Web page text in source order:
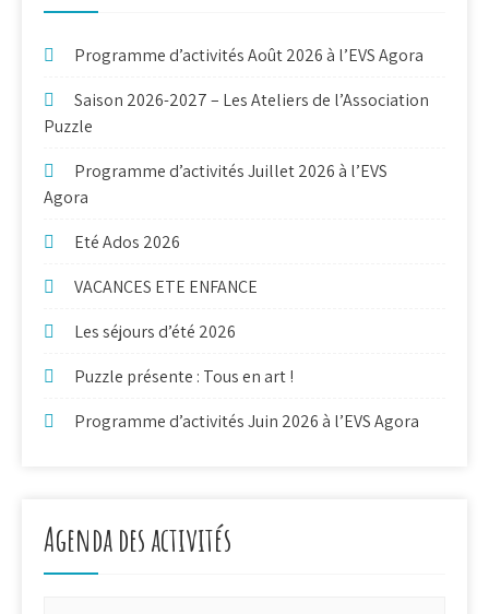
Programme d’activités Août 2026 à l’EVS Agora
Saison 2026-2027 – Les Ateliers de l’Association
Puzzle
Programme d’activités Juillet 2026 à l’EVS
Agora
Eté Ados 2026
VACANCES ETE ENFANCE
Les séjours d’été 2026
Puzzle présente : Tous en art !
Programme d’activités Juin 2026 à l’EVS Agora
Agenda des activités